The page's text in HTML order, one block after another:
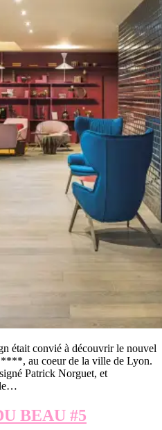
était convié à découvrir le nouvel
au coeur de la ville de Lyon.
Patrick Norguet, et
BEAU #5